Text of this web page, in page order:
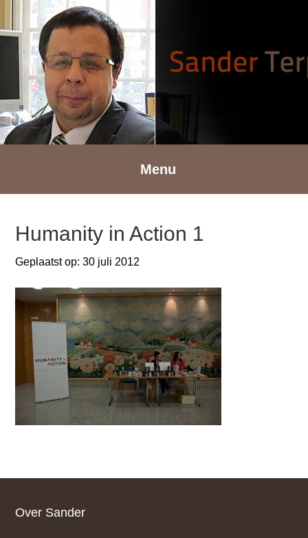
Spring
naar
hoofdnavigatie
naar
hoofd
inhoud
Spring
naar
voettekst
Menu
Humanity in Action 1
Geplaatst op:30 juli 2012
Footer
Over Sander